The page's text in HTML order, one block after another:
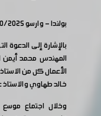
بولندا - وارسو 9/10/2025
بالإشارة إلى
المهندس محمد أيمن
الأعمال كل من
خالد طهاوي والاستاذ عمار
وخلال اجتماع